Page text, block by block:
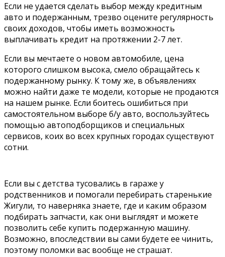
Если не удается сделать выбор между кредитным
авто и подержанным, трезво оцените регулярность
своих доходов, чтобы иметь возможность
выплачивать кредит на протяжении 2-7 лет.
Если вы мечтаете о новом автомобиле, цена
которого слишком высока, смело обращайтесь к
подержанному рынку. К тому же, в объявлениях
можно найти даже те модели, которые не продаются
на нашем рынке. Если боитесь ошибиться при
самостоятельном выборе б/у авто, воспользуйтесь
помощью автоподборщиков и специальных
сервисов, коих во всех крупных городах существуют
сотни.
Если вы с детства тусовались в гараже у
родственников и помогали перебирать старенькие
Жигули, то наверняка знаете, где и каким образом
подбирать запчасти, как они выглядят и можете
позволить себе купить подержанную машину.
Возможно, впоследствии вы сами будете ее чинить,
поэтому поломки вас вообще не страшат.